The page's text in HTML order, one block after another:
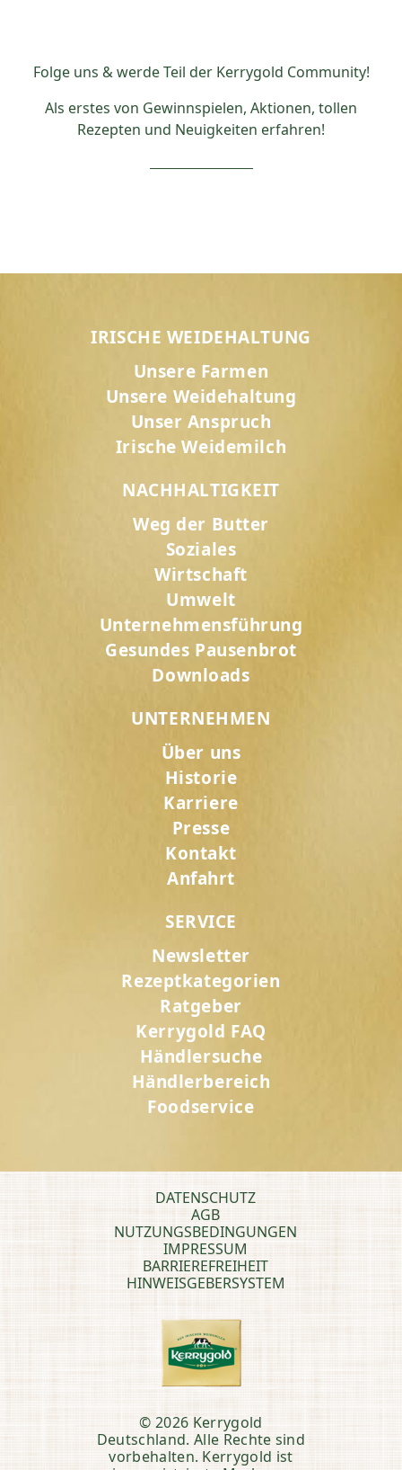
Folge uns & werde Teil der Kerrygold Community!
Als erstes von Gewinnspielen, Aktionen, tollen
Rezepten und Neuigkeiten erfahren!
IRISCHE WEIDEHALTUNG
Unsere Farmen
Unsere Weidehaltung
Unser Anspruch
Irische Weidemilch
NACHHALTIGKEIT
Weg der Butter
Soziales
Wirtschaft
Umwelt
Unternehmensführung
Gesundes Pausenbrot
Downloads
UNTERNEHMEN
Über uns
Historie
Karriere
Presse
Kontakt
Anfahrt
SERVICE
Newsletter
Rezeptkategorien
Ratgeber
Kerrygold FAQ
Händlersuche
Händlerbereich
Foodservice
DATENSCHUTZ
AGB
NUTZUNGSBEDINGUNGEN
IMPRESSUM
BARRIEREFREIHEIT
HINWEISGEBERSYSTEM
© 2026 Kerrygold
Deutschland. Alle Rechte sind
vorbehalten. Kerrygold ist